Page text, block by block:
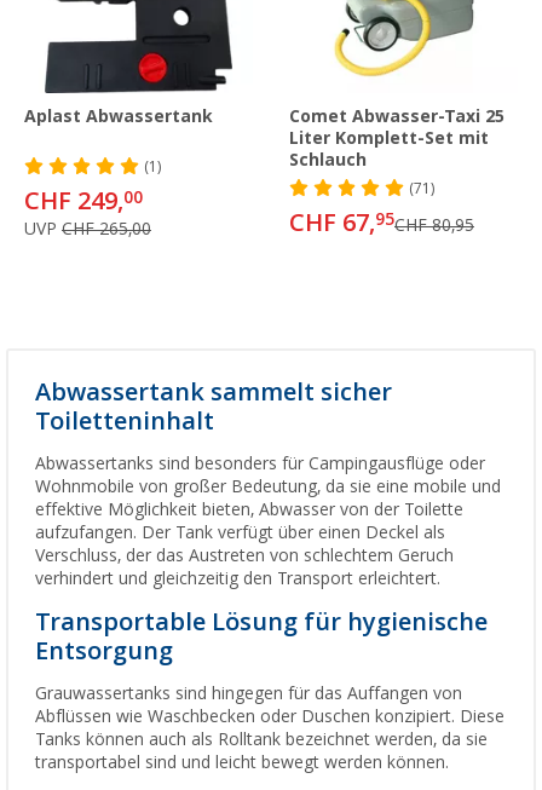
Aplast Abwassertank
(1)
CHF 249,00
UVP CHF 265,00
Comet Abwasser-Taxi 25
Liter Komplett-Set mit
Schlauch
(71)
CHF 67,95CHF 80,95
Abwassertank sammelt sicher
Toiletteninhalt
Abwassertanks sind besonders für Campingausflüge oder
Wohnmobile von großer Bedeutung, da sie eine mobile und
effektive Möglichkeit bieten, Abwasser von der Toilette
aufzufangen. Der Tank verfügt über einen Deckel als
Verschluss, der das Austreten von schlechtem Geruch
verhindert und gleichzeitig den Transport erleichtert.
Transportable Lösung für hygienische
Entsorgung
Grauwassertanks sind hingegen für das Auffangen von
Abflüssen wie Waschbecken oder Duschen konzipiert. Diese
Tanks können auch als Rolltank bezeichnet werden, da sie
transportabel sind und leicht bewegt werden können.